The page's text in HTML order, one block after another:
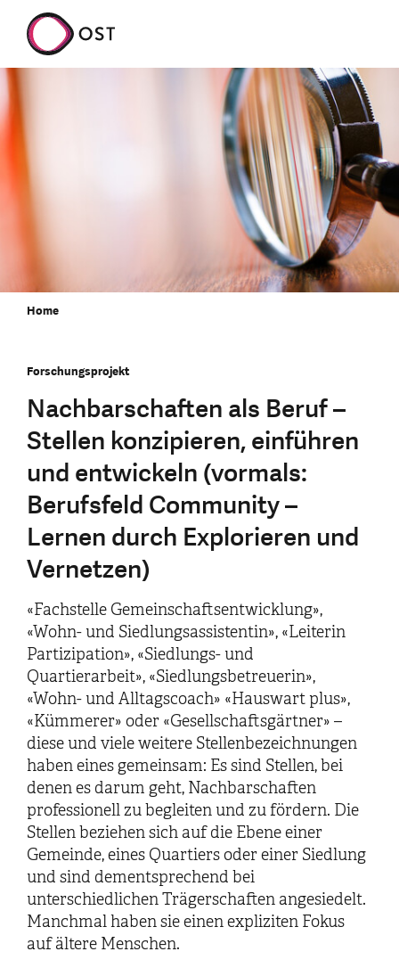
Home
Forschungsprojekt
Nachbarschaften als Beruf –
Stellen konzipieren, einführen
und entwickeln (vormals:
Berufsfeld Community –
Lernen durch Explorieren und
Vernetzen)
«Fachstelle Gemeinschaftsentwicklung»,
«Wohn- und Siedlungsassistentin», «Leiterin
Partizipation», «Siedlungs- und
Quartierarbeit», «Siedlungsbetreuerin»,
«Wohn- und Alltagscoach» «Hauswart plus»,
«Kümmerer» oder «Gesellschaftsgärtner» –
diese und viele weitere Stellenbezeichnungen
haben eines gemeinsam: Es sind Stellen, bei
denen es darum geht, Nachbarschaften
professionell zu begleiten und zu fördern. Die
Stellen beziehen sich auf die Ebene einer
Gemeinde, eines Quartiers oder einer Siedlung
und sind dementsprechend bei
unterschiedlichen Trägerschaften angesiedelt.
Manchmal haben sie einen expliziten Fokus
auf ältere Menschen.